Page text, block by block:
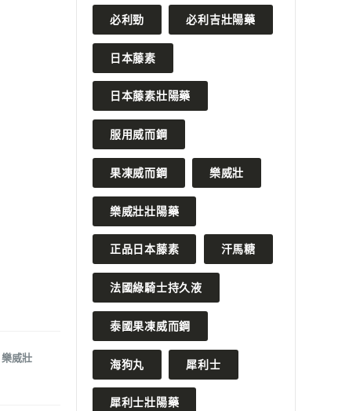
樂威壯
必利勁 必利吉壯陽藥
日本藤素
日本藤素壯陽藥
服用威而鋼
果凍威而鋼 樂威壯
樂威壯壯陽藥
正品日本藤素 汗馬糖
法國綠騎士持久液
泰國果凍威而鋼
海狗丸 犀利士
犀利士壯陽藥